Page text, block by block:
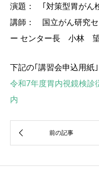
演題： ｢対策型胃がん
講師： 国立がん研究
ー センター長 小林
下記の｢講習会申込用紙
令和7年度胃内視鏡検診
内